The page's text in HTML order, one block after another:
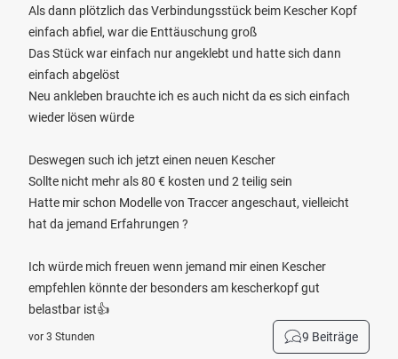
Als dann plötzlich das Verbindungsstück beim Kescher Kopf
einfach abfiel, war die Enttäuschung groß
Das Stück war einfach nur angeklebt und hatte sich dann
einfach abgelöst
Neu ankleben brauchte ich es auch nicht da es sich einfach
wieder lösen würde
Deswegen such ich jetzt einen neuen Kescher
Sollte nicht mehr als 80 € kosten und 2 teilig sein
Hatte mir schon Modelle von Traccer angeschaut, vielleicht
hat da jemand Erfahrungen ?
Ich würde mich freuen wenn jemand mir einen Kescher
empfehlen könnte der besonders am kescherkopf gut
belastbar ist👍
vor 3 Stunden 9 Beiträge